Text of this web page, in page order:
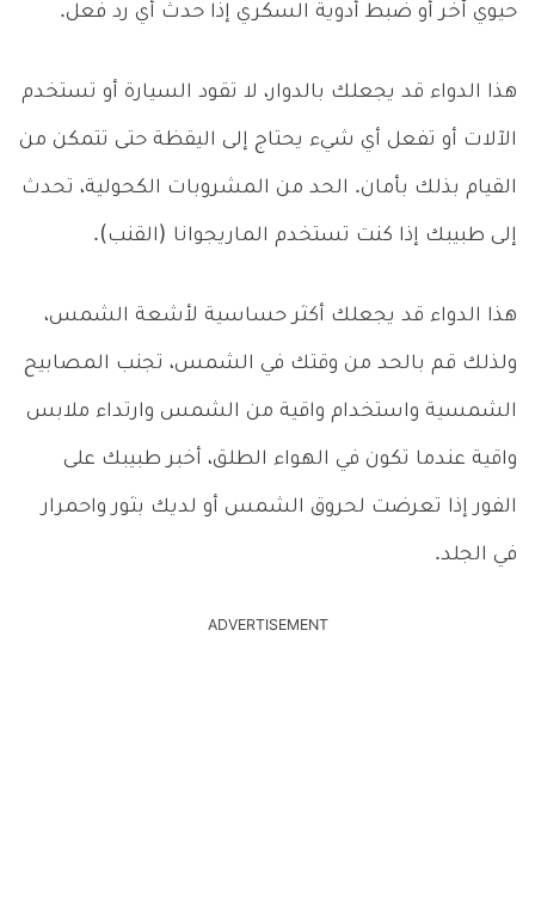
حيوي آخر أو ضبط أدوية السكري إذا حدث أي رد فعل.
هذا الدواء قد يجعلك بالدوار، لا تقود السيارة أو تستخدم
الآلات أو تفعل أي شيء يحتاج إلى اليقظة حتى تتمكن من
القيام بذلك بأمان. الحد من المشروبات الكحولية، تحدث
إلى طبيبك إذا كنت تستخدم الماريجوانا (القنب).
هذا الدواء قد يجعلك أكثر حساسية لأشعة الشمس،
ولذلك قم بالحد من وقتك في الشمس، تجنب المصابيح
الشمسية واستخدام واقية من الشمس وارتداء ملابس
واقية عندما تكون في الهواء الطلق، أخبر طبيبك على
الفور إذا تعرضت لحروق الشمس أو لديك بثور واحمرار
في الجلد.
ADVERTISEMENT